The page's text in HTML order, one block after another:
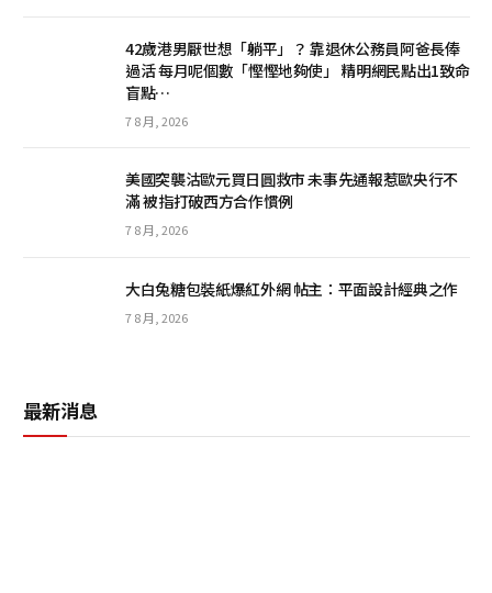
42歲港男厭世想「躺平」？ 靠退休公務員阿爸長俸
過活 每月呢個數「慳慳地夠使」 精明網民點出1致命
盲點…
7 8 月, 2026
美國突襲沽歐元買日圓救市 未事先通報惹歐央行不
滿 被指打破西方合作慣例
7 8 月, 2026
大白兔糖包裝紙爆紅外網 帖主：平面設計經典之作
7 8 月, 2026
最新消息